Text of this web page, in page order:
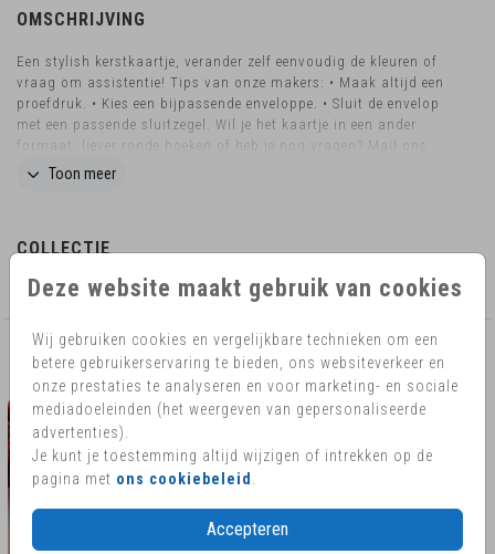
Deze website maakt gebruik van cookies
Wij gebruiken cookies en vergelijkbare technieken om een
betere gebruikerservaring te bieden, ons websiteverkeer en
onze prestaties te analyseren en voor marketing- en sociale
mediadoeleinden (het weergeven van gepersonaliseerde
advertenties).
Je kunt je toestemming altijd wijzigen of intrekken op de
pagina met ons cookiebeleid
Accepteren
OMSCHRIJVING
Een stylish kerstkaartje, verander zelf eenvoudig de kleuren of
vraag om assistentie! Tips van onze makers: • Maak altijd een
proefdruk. • Kies een bijpassende enveloppe. • Sluit de envelop
met een passende sluitzegel. Wil je het kaartje in een ander
formaat, liever ronde hoeken of heb je nog vragen? Mail ons
eventjes! Dan kijken we graag naar de mogelijkheden.
Toon meer
COLLECTIE
Stanskaartjes kerstkaartjes
AANBEVOLEN